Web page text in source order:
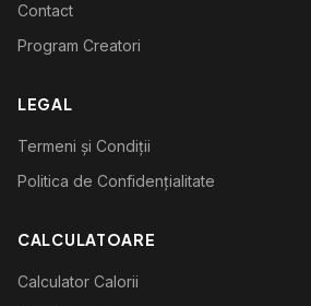
Contact
Program Creatori
LEGAL
Termeni și Condiții
Politica de Confidențialitate
CALCULATOARE
Calculator Calorii